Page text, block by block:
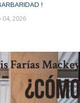
!
04, 2026